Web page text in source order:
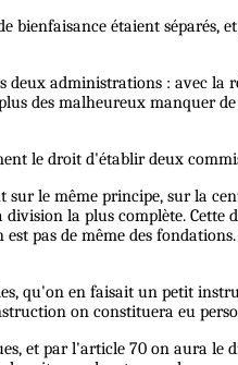
étaient
deux administrations : avec
des malheureux manquer
le droit d'établir deux
sur le même principe, sur la
la plus complète. Cette
pas de même des
qu'on en faisait un petit
on constituera eu
et par l'article 70 on aura